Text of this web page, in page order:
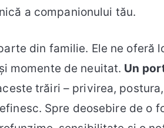
a companionului tău.
din familie. Ele ne oferă
momente de neuitat. Un
trăiri – privirea,
Spre deosebire de o